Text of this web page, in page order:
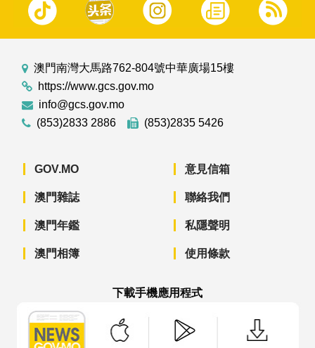
澳門南灣大馬路762-804號中華廣場15樓
https://www.gcs.gov.mo
info@gcs.gov.mo
(853)2833 2886
(853)2835 5426
GOV.MO
澳門雜誌
澳門年鑑
澳門相簿
意見信箱
聯絡我們
私隱聲明
使用條款
下載手機應用程式